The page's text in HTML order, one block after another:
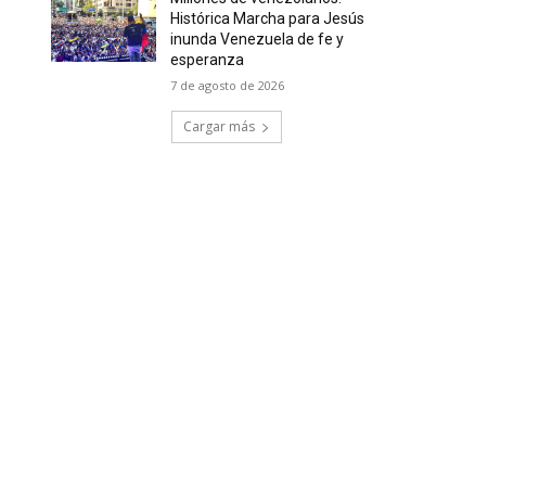
Histórica Marcha para Jesús
inunda Venezuela de fe y
esperanza
7 de agosto de 2026
Cargar más